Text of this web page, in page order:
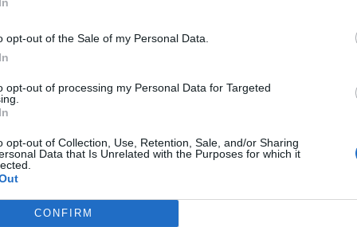
opt-out of the Sale of my Personal Data.
opt-out of processing my Personal Data for Targeted
opt-out of Collection, Use, Retention, Sale, and/or Sharing
Data that Is Unrelated with the Purposes for which it
CONFIRM
Ver perfil
@musicapuntocom Ver perfil